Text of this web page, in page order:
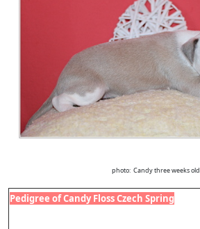
photo: Candy three weeks old
Pedigree of Candy Floss Czech Spring